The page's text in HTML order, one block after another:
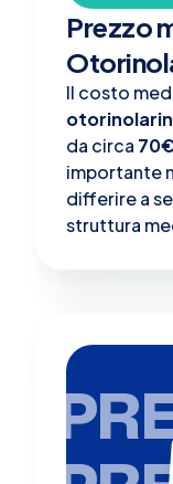
Prezzo
Il costo
da circa 70€
importante
differire a
struttura